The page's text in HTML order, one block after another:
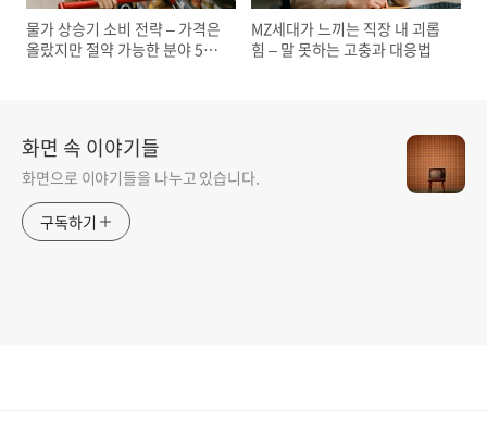
물가 상승기 소비 전략 – 가격은
올랐지만 절약 가능한 분야 5가
MZ세대가 느끼는 직장 내 괴롭
힘 – 말 못하는 고충과 대응법
화면 속 이야기들
화면으로 이야기들을 나누고 있습니다.
구독하기